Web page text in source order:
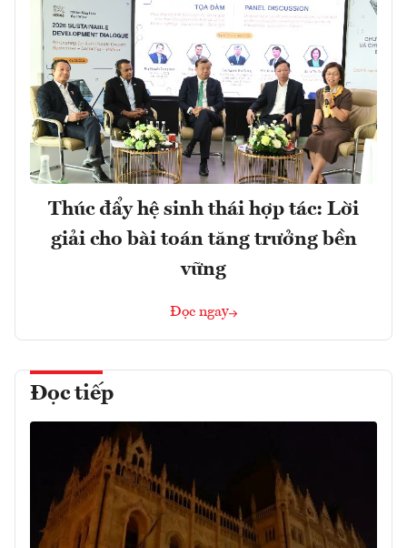
Thúc đẩy hệ sinh thái hợp tác: Lời
giải cho bài toán tăng trưởng bền
vững
Đọc ngay
Đọc tiếp